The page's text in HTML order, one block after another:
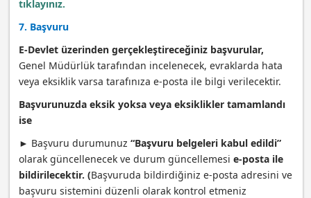
tıklayınız.
7. Başvuru
E-Devlet üzerinden gerçekleştireceğiniz başvurular,
Genel Müdürlük tarafından incelenecek, evraklarda hata
veya eksiklik varsa tarafınıza e-posta ile bilgi verilecektir.
Başvurunuzda eksik yoksa veya eksiklikler tamamlandı
ise
► Başvuru durumunuz“Başvuru belgeleri kabul edildi”
olarak güncellenecek ve durum güncellemesie-posta ile
bildirilecektir. (Başvuruda bildirdiğiniz e-posta adresini ve
başvuru sistemini düzenli olarak kontrol etmeniz